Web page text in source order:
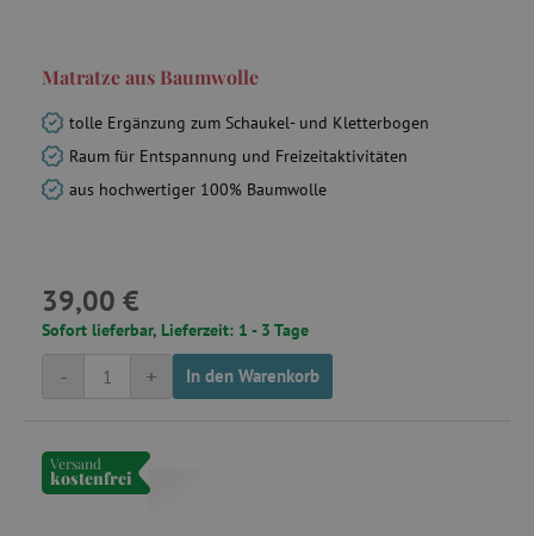
Matratze aus Baumwolle
tolle Ergänzung zum Schaukel- und Kletterbogen
Raum für Entspannung und Freizeitaktivitäten
aus hochwertiger 100% Baumwolle
39,00 €
Sofort lieferbar, Lieferzeit: 1 - 3 Tage
+
- In den Warenkorb
Versand
kostenfrei